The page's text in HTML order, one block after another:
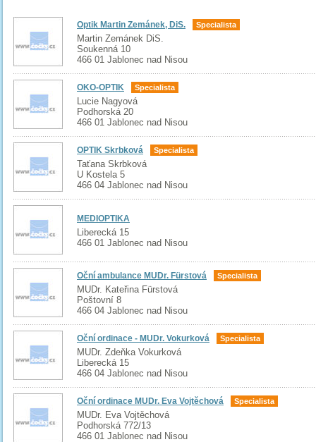
Optik Martin Zemánek, DiS. Specialista
Martin Zemánek DiS.
Soukenná 10
466 01 Jablonec nad Nisou
OKO-OPTIK Specialista
Lucie Nagyová
Podhorská 20
466 01 Jablonec nad Nisou
OPTIK Skrbková Specialista
Taťana Skrbková
U Kostela 5
466 04 Jablonec nad Nisou
MEDIOPTIKA
Liberecká 15
466 01 Jablonec nad Nisou
Oční ambulance MUDr. Fürstová Specialista
MUDr. Kateřina Fürstová
Poštovní 8
466 04 Jablonec nad Nisou
Oční ordinace - MUDr. Vokurková Specialista
MUDr. Zdeňka Vokurková
Liberecká 15
466 04 Jablonec nad Nisou
Oční ordinace MUDr. Eva Vojtěchová Specialista
MUDr. Eva Vojtěchová
Podhorská 772/13
466 01 Jablonec nad Nisou